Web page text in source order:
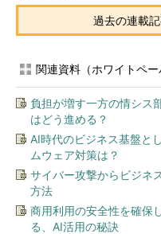
過去の連載
関連資料（ホワイトペー
負担が増す一方の情シ
はどう進める？
AI時代のビジネス基盤
ムウェア対策は？
サイバー攻撃からビジネ
方法
商用利用の安全性を確保
る、AI活用の秘訣